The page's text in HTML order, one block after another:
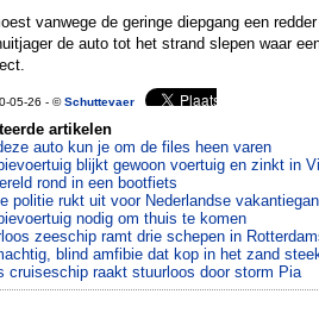
vanwege de geringe diepgang een
de auto tot het strand slepen waar
05-26 - ©Schuttevaer
artikelen
auto kun je om de files heen varen
blijkt gewoon voertuig en zinkt in
rond in een bootfiets
politie rukt uit voor Nederlandse
nodig om thuis te komen
zeeschip ramt drie schepen in
blind amfibie dat kop in het zand
cruiseschip raakt stuurloos door storm Pia